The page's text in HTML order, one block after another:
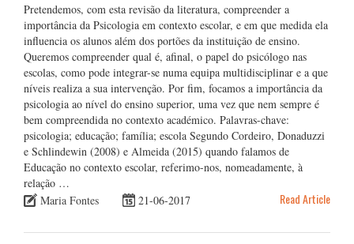
Pretendemos, com esta revisão da literatura, compreender a
importância da Psicologia em contexto escolar, e em que medida ela
influencia os alunos além dos portões da instituição de ensino.
Queremos compreender qual é, afinal, o papel do psicólogo nas
escolas, como pode integrar-se numa equipa multidisciplinar e a que
níveis realiza a sua intervenção. Por fim, focamos a importância da
psicologia ao nível do ensino superior, uma vez que nem sempre é
bem compreendida no contexto académico. Palavras-chave:
psicologia; educação; família; escola Segundo Cordeiro, Donaduzzi
e Schlindewin (2008) e Almeida (2015) quando falamos de
Educação no contexto escolar, referimo-nos, nomeadamente, à
relação …
Maria Fontes
21-06-2017 Read Article